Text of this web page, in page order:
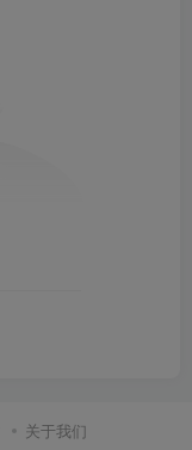
关于我们